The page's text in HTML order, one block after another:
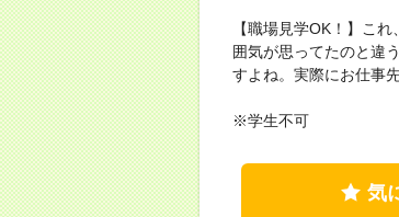
【職場見学OK！】こ
囲気が思ってたのと違
すよね。実際にお仕事
※学生不可
気